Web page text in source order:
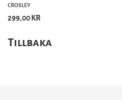
CROSLEY
299,00 KR
Tillbaka